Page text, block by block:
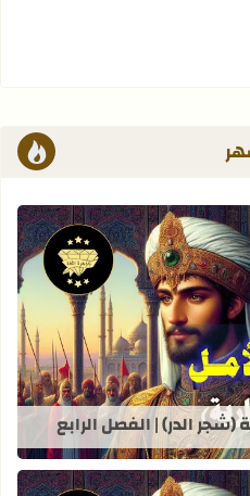
قراءة المزيد عن ملخص قصة - طموح
الدر) | الفصل الرابع